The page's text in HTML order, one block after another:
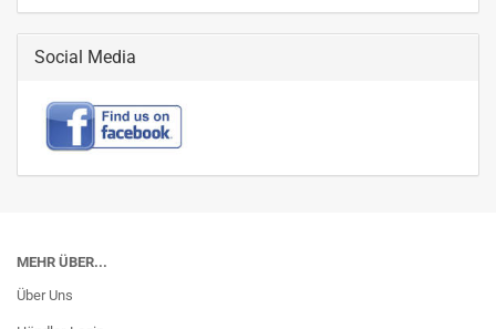
Social Media
MEHR ÜBER...
Über Uns